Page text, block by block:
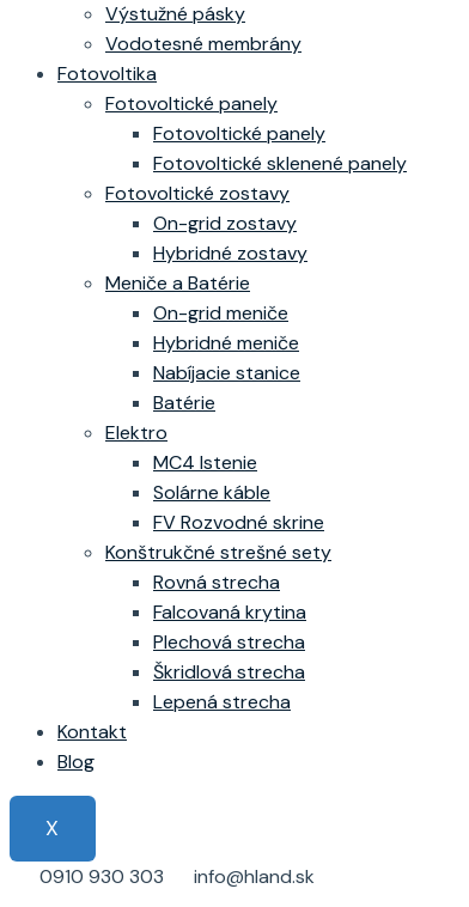
Výstužné pásky
Vodotesné membrány
Fotovoltika
Fotovoltické panely
Fotovoltické panely
Fotovoltické sklenené panely
Fotovoltické zostavy
On-grid zostavy
Hybridné zostavy
Meniče a Batérie
On-grid meniče
Hybridné meniče
Nabíjacie stanice
Batérie
Elektro
MC4 Istenie
Solárne káble
FV Rozvodné skrine
Konštrukčné strešné sety
Rovná strecha
Falcovaná krytina
Plechová strecha
Škridlová strecha
Lepená strecha
Kontakt
Blog
X
0910 930 303 info@hland.sk